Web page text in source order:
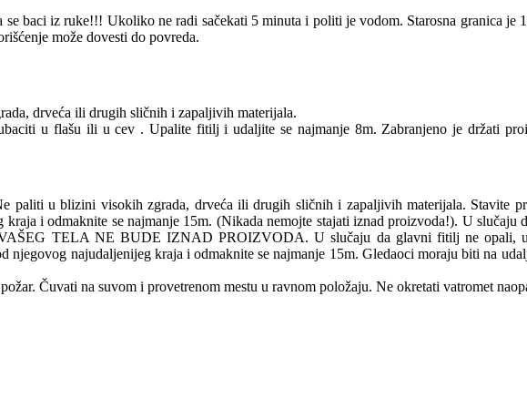
se baci iz ruke!!! Ukoliko ne radi sačekati 5 minuta i politi je vodom. Starosna granica je
može dovesti do povreda.
drveća ili drugih sličnih i zapaljivih materijala.
u flašu ili u cev . Upalite fitilj i udaljite se najmanje 8m. Zabranjeno je držati
paliti u blizini visokih zgrada, drveća ili drugih sličnih i zapaljivih materijala. Stavite
i odmaknite se najmanje 15m. (Nikada nemojte stajati iznad proizvoda!). U slučaju
TELA NE BUDE IZNAD PROIZVODA. U slučaju da glavni fitilj ne opali,
njegovog najudaljenijeg kraja i odmaknite se najmanje 15m. Gledaoci moraju biti na
Čuvati na suvom i provetrenom mestu u ravnom položaju. Ne okretati vatromet